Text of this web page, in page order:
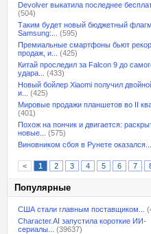
Devolver выкатила последнее
(504)
Таким будет новый бюджетный
Samsung:...
(595)
Премиальные смартфоны бьют
продаж, и...
(425)
Китай проследил за Falcon 9 до
удара...
(433)
Новый бойлер Xiaomi получил
и...
(425)
Мировые продажи планшетов во II
(401)
Похож на пончик и двигается:
новые...
(575)
Виновником сбоя в Рунете оказался...
< 1 2 3 4 5 6 7
Популярные
США стали главным поставщиком...
Character.AI запустила короткие ИИ-
сериалы...
(39637)